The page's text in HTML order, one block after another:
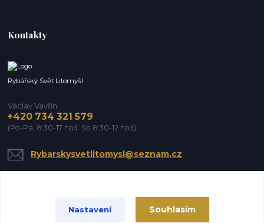
Kontakty
Rybářský Svět Litomyšl
Václav Vavřín
+420 734 321 579
(Po-Pá, 8:30-17 hod. So 8:30-12 hod)
Rybarskysvetlitomysl@seznam.cz
Nastavení Souhlasím